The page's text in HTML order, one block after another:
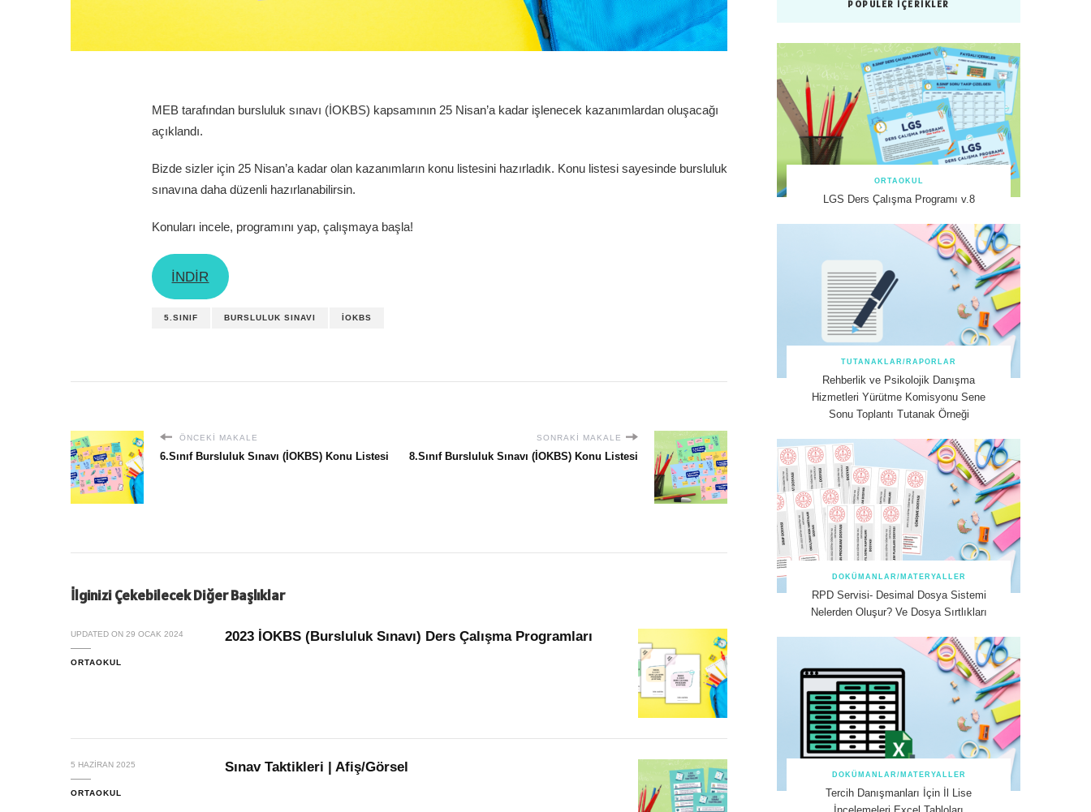
MEB tarafından bursluluk sınavı (İOKBS) kapsamının 25 Nisan’a kadar işlenecek kazanımlardan oluşacağı
açıklandı.
Bizde sizler için 25 Nisan’a kadar olan kazanımların konu listesini hazırladık. Konu listesi sayesinde bursluluk
sınavına daha düzenli hazırlanabilirsin.
Konuları incele, programını yap, çalışmaya başla!
İNDİR
5.SINIF BURSLULUK SINAVI İOKBS
ÖNCEKI MAKALE
6.Sınıf Bursluluk Sınavı (İOKBS) Konu Listesi
SONRAKI MAKALE
8.Sınıf Bursluluk Sınavı (İOKBS) Konu Listesi
İlginizi Çekebilecek Diğer Başlıklar
UPDATED ON 29 OCAK 2024
ORTAOKUL
2023 İOKBS (Bursluluk Sınavı) Ders Çalışma Programları
5 HAZIRAN 2025
ORTAOKUL
Sınav Taktikleri | Afiş/Görsel
POPÜLER İÇERIKLER
ORTAOKUL
LGS Ders Çalışma Programı v.8
TUTANAKLAR/RAPORLAR
Rehberlik ve Psikolojik Danışma
Hizmetleri Yürütme Komisyonu Sene
Sonu Toplantı Tutanak Örneği
DOKÜMANLAR/MATERYALLER
RPD Servisi- Desimal Dosya Sistemi
Nelerden Oluşur? Ve Dosya Sırtlıkları
DOKÜMANLAR/MATERYALLER
Tercih Danışmanları İçin İl Lise